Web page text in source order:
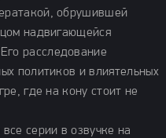
обрушившей
надвигающейся
расследование
политиков и влиятельных
где на кону стоит не
серии в озвучке на